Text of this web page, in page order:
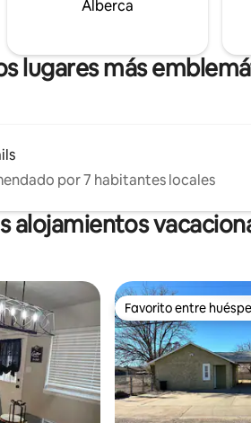
Alberca
lugares más
por 7 habitantes locales
alojamientos
Favorito entre
Favorito entre